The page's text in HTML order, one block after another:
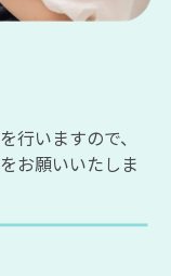
行いますので、
お願いいたしま